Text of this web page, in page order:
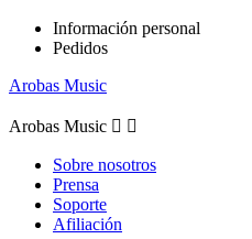
Información personal
Pedidos
Arobas Music
Arobas Music  
Sobre nosotros
Prensa
Soporte
Afiliación